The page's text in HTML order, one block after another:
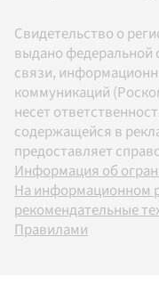
Свидетельство о
выдано федеральной
связи,
коммуникаций
несет
содержащейся в
предоставляет
Информация об
На информационном
рекомендательные
Правилами